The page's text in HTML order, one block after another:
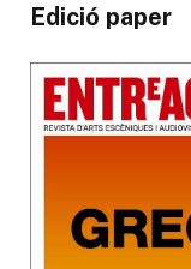
Edició paper